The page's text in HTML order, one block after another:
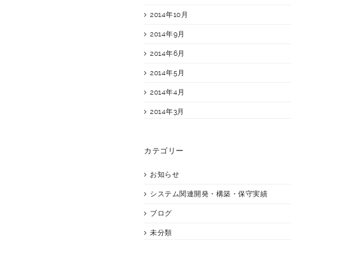
2014年10月
2014年9月
2014年6月
2014年5月
2014年4月
2014年3月
カテゴリー
お知らせ
システム関連開発・構築・保守実績
ブログ
未分類